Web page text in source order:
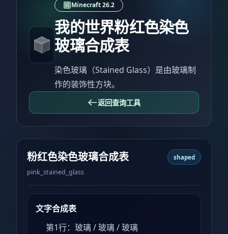
Minecraft 26.2
我的世界粉红色染色
玻璃合成表
染色玻璃（Stained Glass）是由玻璃制
作的装饰性方块。
返回查询工具
粉红色染色玻璃合成表
pink_stained_glass
shaped
文字合成表
第1行：玻璃 / 玻璃 / 玻璃